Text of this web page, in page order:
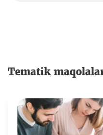
Tematik